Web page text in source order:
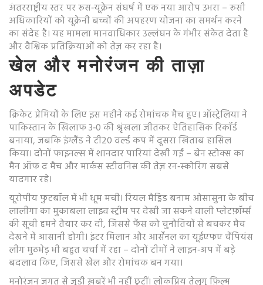
अंतरराष्ट्रीय स्तर पर रूस‑यूक्रेन संघर्ष में एक नया आरोप उभरा – रूसी
अधिकारियों को यूक्रेनी बच्चों की अपहरण योजना का समर्थन करने
का संदेह है। यह मामला मानवाधिकार उल्लंघन के गंभीर संकेत देता है
और वैश्विक प्रतिक्रियाओं को तेज़ कर रहा है।
खेल और मनोरंजन की ताज़ा
अपडेट
क्रिकेट प्रेमियों के लिए इस महीने कई रोमांचक मैच हुए। ऑस्ट्रेलिया ने
पाकिस्तान के खिलाफ 3‑0 की श्रृंखला जीतकर ऐतिहासिक रिकॉर्ड
बनाया, जबकि इंग्लैंड ने टी20 वर्ल्ड कप में दूसरा खिताब हासिल
किया। दोनों फाइनल्स में शानदार पारियां देखी गईं – बेन स्टोक्स का
मैन ऑफ द मैच और मार्कस स्टीवनिस की तेज़ रन‑स्कोरिंग सबसे
यादगार रहे।
यूरोपीय फुटबॉल में भी धूम मची। रियल मैड्रिड बनाम ओसासुना के बीच
लालीगा का मुकाबला लाइव स्ट्रीम पर देखी जा सकने वाली प्लेटफ़ॉर्म्स
की सूची हमने तैयार कर दी, जिससे फैंस को चुनौतियों से बचकर मैच
देखने में आसानी होगी। इंटर मिलान और आर्सेनल का यूईएफए चैंपियंस
लीग मुठभेड़ भी बहुत चर्चा में रहा – दोनों टीमों ने लाइन‑अप में बड़े
बदलाव किए, जिससे खेल और रोमांचक बन गया।